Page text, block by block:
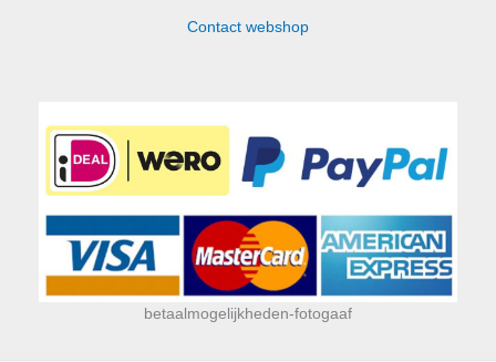
Contact webshop
betaalmogelijkheden-fotogaaf